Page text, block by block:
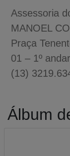
Assessoria
MANOEL
Praça
01 – 1º
(13)
Álbum